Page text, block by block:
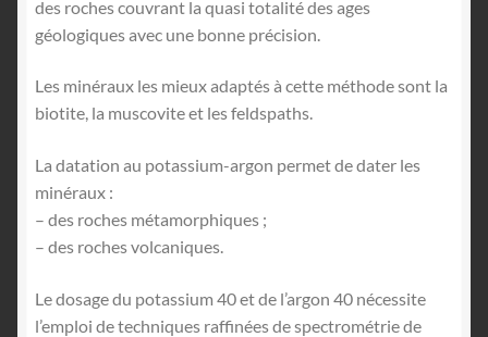
des roches couvrant la quasi totalité des ages
géologiques avec une bonne précision.
Les minéraux les mieux adaptés à cette méthode sont la
biotite, la muscovite et les feldspaths.
La datation au potassium-argon permet de dater les
minéraux :
– des roches métamorphiques ;
– des roches volcaniques.
Le dosage du potassium 40 et de l’argon 40 nécessite
l’emploi de techniques raffinées de spectrométrie de